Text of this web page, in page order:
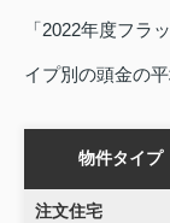
「2022年度フラ
イプ別の頭金の
物件タイプ
注文住宅